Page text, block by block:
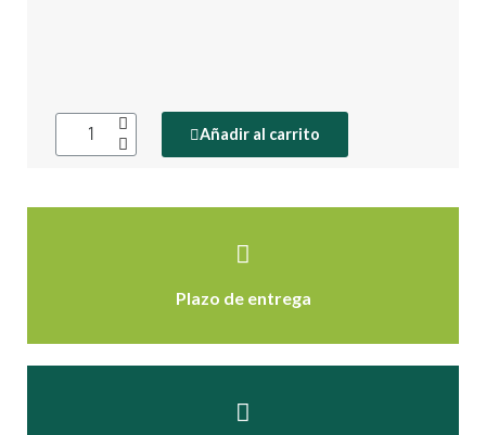
Añadir al carrito
Plazo de entrega